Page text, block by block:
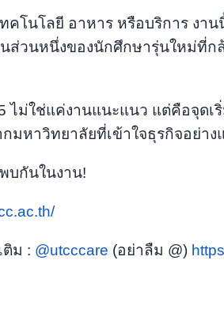
โนโลยี อาหาร หรือบริการ งา
ส่วนหนึ่งของนักศึกษารุ่นใหม่ที่ก
ไม่ใช่แค่งานแนะแนว แต่คือจุดเ
หาวิทยาลัยที่เข้าใจธุรกิจอย่าง
บกันในงาน!
ติม : @utcccare (อย่าลืม @)